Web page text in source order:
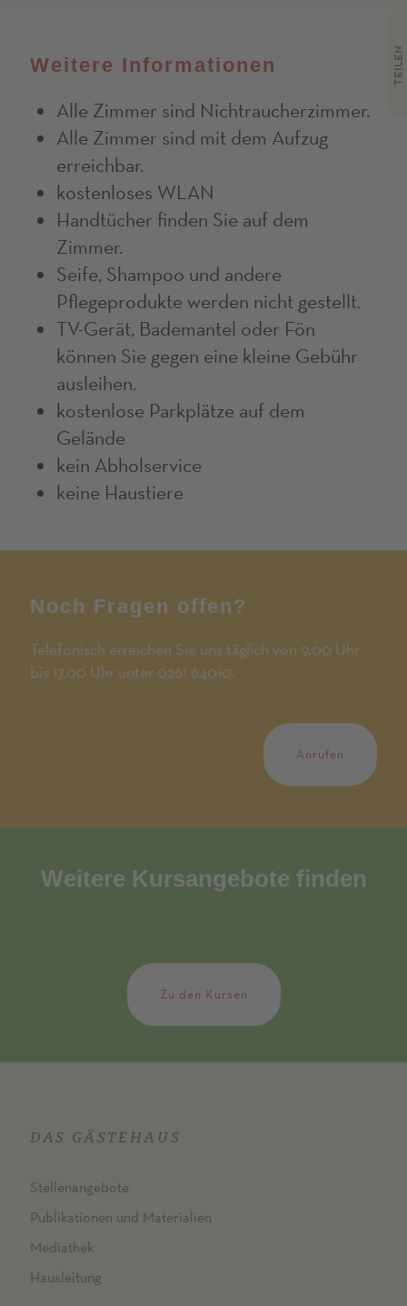
Weitere Informationen
Alle Zimmer sind Nichtraucherzimmer.
Alle Zimmer sind mit dem Aufzug
erreichbar.
kostenloses WLAN
Handtücher finden Sie auf dem
Zimmer.
Seife, Shampoo und andere
Pflegeprodukte werden nicht gestellt.
TV-Gerät, Bademantel oder Fön
können Sie gegen eine kleine Gebühr
ausleihen.
kostenlose Parkplätze auf dem
Gelände
kein Abholservice
keine Haustiere
Noch Fragen offen?
Telefonisch erreichen Sie uns täglich von 9.00 Uhr
bis 17.00 Uhr unter 0261 64010.
Anrufen
Weitere Kursangebote finden
Zu den Kursen
DAS GÄSTEHAUS
Stellenangebote
Publikationen und Materialien
Mediathek
Hausleitung
TEILEN